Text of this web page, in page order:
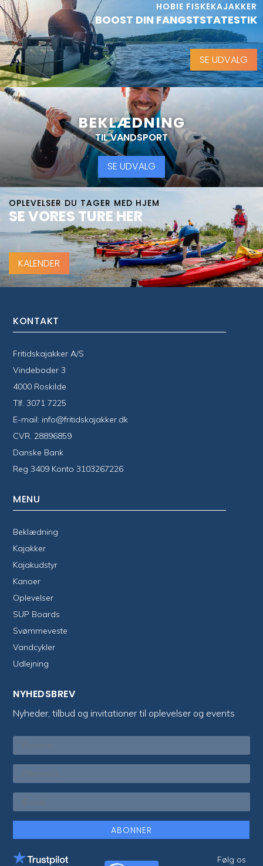
HOBIE FISKEKAJAKKER
BOOST DIN FANGSTSTATESTIK
SE UDVALG
BEKLÆDNING
TIL VANDSPORT
SE UDVALG
OPLEVELSER DU TAGER MED HJEM
SE VORES TURE HER
KALENDER
KONTAKT
Fritidskajakker A/S
Vindeboder 3
4000 Roskilde
Tlf.3071 7225
E-mail: info@fritidskajakker.dk
CVR. 28896859
Danske Bank
Reg 3409 Konto 3103267226
MENU
Beklædning
Kajakker
Kajakudstyr
Kanoer
Oplevelser
SUP Boards
Svømmeveste
Vandcykler
Udlejning
NYHEDSBREV
Nyheder, tilbud og invitationer til oplevelser og events
ABONNER
Følg os